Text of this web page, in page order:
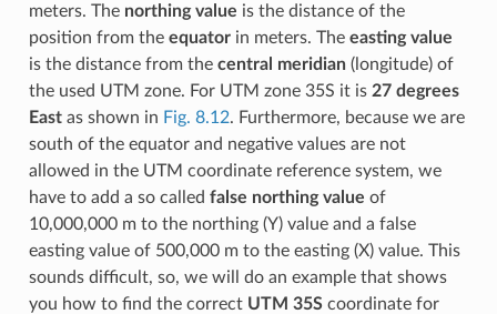
meters. The northing value is the distance of the
position from the equatorin meters. The easting value
is the distance from the central meridian(longitude) of
the used UTM zone. For UTM zone 35S it is 27 degrees
Eastas shown in Fig. 8.12. Furthermore, because we are
south of the equator and negative values are not
allowed in the UTM coordinate reference system, we
have to add a so called false northing value of
10,000,000 m to the northing (Y) value and a false
easting value of 500,000 m to the easting (X) value. This
sounds difficult, so, we will do an example that shows
you how to find the correct UTM 35Scoordinate for